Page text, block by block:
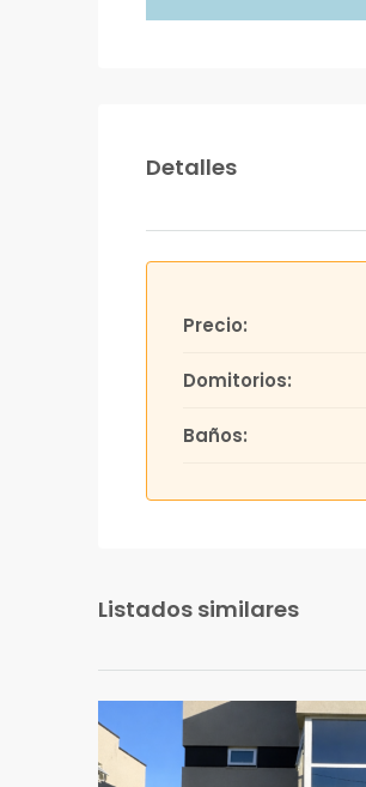
Detalles
Precio:
Domitorios:
Baños:
Listados similares